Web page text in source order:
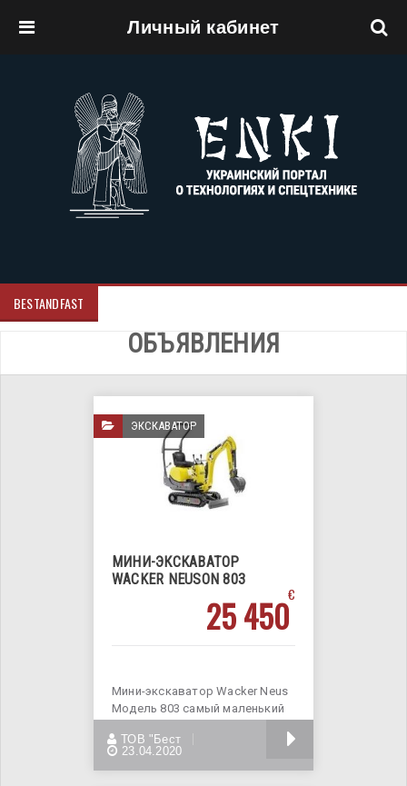
Личный кабинет
BESTANDFAST
ОБЪЯВЛЕНИЯ
ЭКСКАВАТОР
МИНИ-ЭКСКАВАТОР
WACKER NEUSON 803
€
25 450
Мини-экскаватор Wacker Neus
Модель 803 самый маленький
Neuson
ТОВ "Бест
23.04.2020